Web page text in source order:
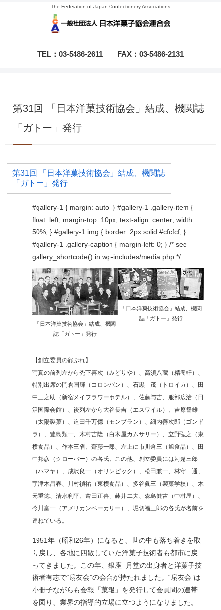
The Federation of Japan Confectionery Associations
TEL：03-5486-2611 FAX：03-5486-2131
第31回 「日本洋菓技術協会」結成、機関誌
「ガトー」発行
第31回 「日本洋菓技術協会」結成、機関誌
「ガトー」発行
#gallery-1 { margin: auto; } #gallery-1 .gallery-item {
float: left; margin-top: 10px; text-align: center; width:
50%; } #gallery-1 img { border: 2px solid #cfcfcf; }
#gallery-1 .gallery-caption { margin-left: 0; } /* see
gallery_shortcode() in wp-includes/media.php */
「日本洋菓技術協会」結成、機関
誌「ガトー」発行
「日本洋菓技術協会」結成、機関
誌「ガトー」発行
【創立委員の顔ぶれ】
写真の前列左から禿下喜次（みどりや）、高須八蔵（精養軒）、
特別出席の門倉国輝（コロンバン）、石黒 茂（トロイカ）、田
中三之助（新宿メイフラワーホテル）、佐藤与吉、服部広治（日
活国際会館）、後列左から大谷長吉（エスワイル）、吉原督雄
（太陽製菓）、迫田千万億（モンブラン）、細内善次郎（ゴンド
ラ）、豊島類一、木村吉隆（白木屋カムサリー）、立野弘之（東
横食品）、作本三省、齋藤一郎、左上に市川倉三（旭食品）、田
中邦彦（クローバー）の各氏。この他、創立委員には河越三郎
（ハマヤ）、成沢良一（オリンピック）、松田兼一、林守 通、
宇津木昌春、川村禎祐（東横食品）、多谷眞三（製菓学校）、木
元重徳、清水利平、齊田正喜、藤井二夫、森島健吉（中村屋）、
今川富一（アメリカンベーカリー）、堀切福三郎の各氏が名前を
連ねている。
1951年（昭和26年）になると、世の中も落ち着きを取
り戻し、各地に四散していた洋菓子技術者も都市に戻
ってきました。この年、銀座_月堂の出身者と洋菓子技
術者有志で“扇友会”の会合が持たれました。“扇友会”は
小冊子ながらも会報「菓報」を発行して会員間の連帯
を図り、業界の指導的立場に立つようになりました。